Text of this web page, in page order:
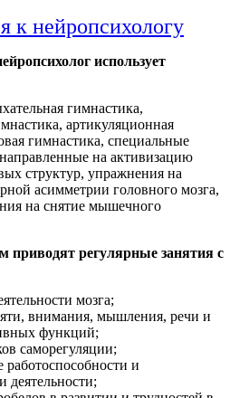
к нейропсихологу
использует
гимнастика,
артикуляционная
гимнастика, специальные
на активизацию
структур, упражнения на
асимметрии головного мозга,
на снятие мышечного
приводят регулярные занятия с
мозга;
внимания, мышления, речи и
функций;
саморегуляции;
работоспособности и
деятельности;